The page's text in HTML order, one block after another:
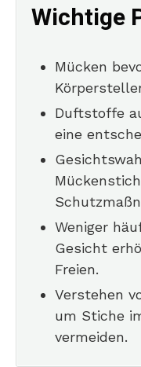
Wichtige
Mücken
Duftstoffe
eine
Weniger
Gesicht
Freien.
Verstehen
um Stiche
vermeiden.